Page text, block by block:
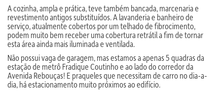
A cozinha, ampla e prática, teve também bancada, marcenaria e
revestimento antigos substituídos. A lavanderia e banheiro de
serviço, atualmente cobertos por um telhado de fibrocimento,
podem muito bem receber uma cobertura retrátil a fim de tornar
esta área ainda mais iluminada e ventilada.
Não possui vaga de garagem, mas estamos a apenas 5 quadras da
estação de metrô Fradique Coutinho e ao lado do corredor da
Avenida Rebouças! E praqueles que necessitam de carro no dia-a-
dia, há estacionamento muito próximos ao edifício.